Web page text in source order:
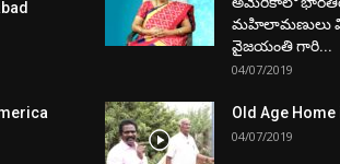
మహిలామణులు
వైజయంతి గారి...
04/07/2019
Old Age Home
04/07/2019